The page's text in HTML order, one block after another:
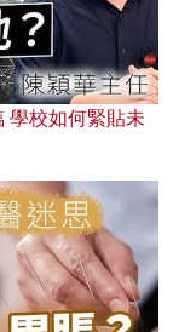
學校如何緊貼未